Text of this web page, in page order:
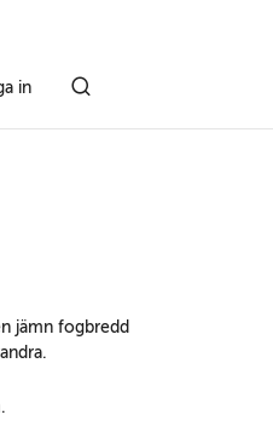
in
jämn fogbredd